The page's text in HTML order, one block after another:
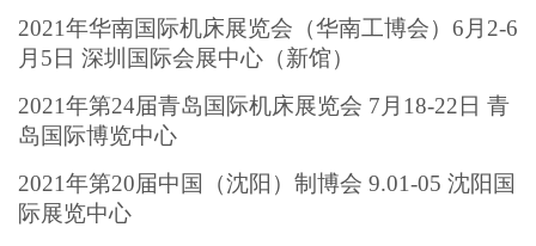
2021年华南国际机床展览会（华南工博会）6月2-6
月5日 深圳国际会展中心（新馆）
2021年第24届青岛国际机床展览会 7月18-22日 青
岛国际博览中心
2021年第20届中国（沈阳）制博会 9.01-05 沈阳国
际展览中心